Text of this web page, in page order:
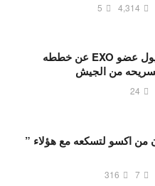
4,314
5
يتحدث تشانيول عضو EXO عن خططه
تسريحه من الجيش
24
من اكسو لتسكعه مع هؤلاء ”
7
316